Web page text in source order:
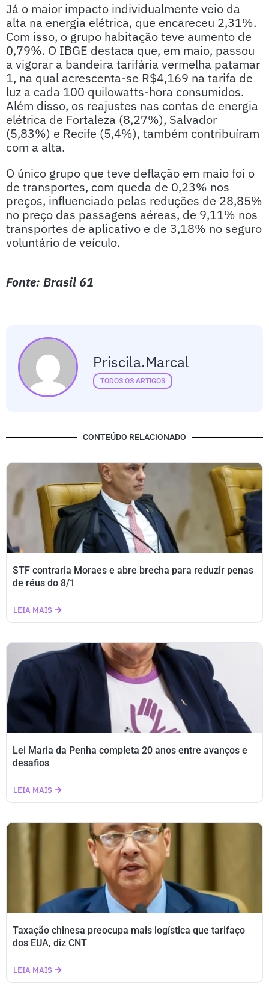
Já o maior impacto individualmente veio da
alta na energia elétrica, que encareceu 2,31%.
Com isso, o grupo habitação teve aumento de
0,79%. O IBGE destaca que, em maio, passou
a vigorar a bandeira tarifária vermelha patamar
1, na qual acrescenta-se R$4,169 na tarifa de
luz a cada 100 quilowatts-hora consumidos.
Além disso, os reajustes nas contas de energia
elétrica de Fortaleza (8,27%), Salvador
(5,83%) e Recife (5,4%), também contribuíram
com a alta.
O único grupo que teve deflação em maio foi o
de transportes, com queda de 0,23% nos
preços, influenciado pelas reduções de 28,85%
no preço das passagens aéreas, de 9,11% nos
transportes de aplicativo e de 3,18% no seguro
voluntário de veículo.
Fonte: Brasil 61
Priscila.marcal
TODOS OS ARTIGOS
CONTEÚDO RELACIONADO
STF contraria Moraes e abre brecha para reduzir penas
de réus do 8/1
LEIA MAIS
Lei Maria da Penha completa 20 anos entre avanços e
desafios
LEIA MAIS
Taxação chinesa preocupa mais logística que tarifaço
dos EUA, diz CNT
LEIA MAIS